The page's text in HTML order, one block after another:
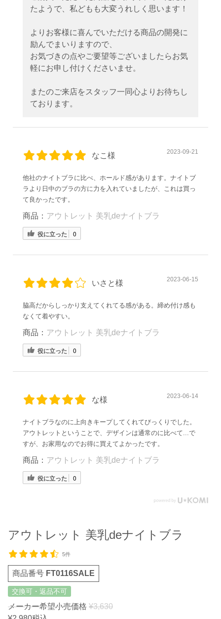
たようで、私どもも大変うれしく思います！
よりお客様に喜んでいただける商品の開発に
励んでまいりますので、
お気づきの点やご要望等ございましたらお気
軽にお申し付けくださいませ。
またのご来店をスタッフ一同心よりお待ちし
ております。
なこ様 2023-09-21
他社のナイトブラに比べ、ホールド感があります。ナイトブ
ラより日中のブラの方に力を入れていましたが、これは買っ
て良かったです。
商品： アウトレット 美乳deナイトブラ
役に立った 0
いさと様 2023-06-15
脇高だからしっかり支えてくれてる感がある。締め付け感も
なくて着やすい。
商品： アウトレット 美乳deナイトブラ
役に立った 0
な様 2023-06-14
ナイトブラなのに上向きキープしてくれてびっくりでした。
アウトレットということで、デザインは通常のに比べて...で
すが、お家用なのでお得に買えてよかったです。
商品： アウトレット 美乳deナイトブラ
役に立った 0
アウトレット 美乳deナイトブラ
5件
商品番号 FT0116SALE
交換可・返品不可
メーカー希望小売価格 ¥3,630